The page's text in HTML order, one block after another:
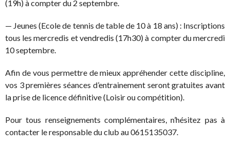
(19h) à compter du 2 septembre.
— Jeunes (Ecole de tennis de table de 10 à 18 ans) : Inscriptions
tous les mercredis et vendredis (17h30) à compter du mercredi
10 septembre.
Afin de vous permettre de mieux appréhender cette discipline,
vos 3 premières séances d’entrainement seront gratuites avant
la prise de licence définitive (Loisir ou compétition).
Pour tous renseignements complémentaires, n’hésitez pas à
contacter le responsable du club au 0615135037.